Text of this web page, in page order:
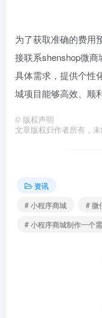
为了获取准确的费用
接联系shenshop微
具体需求，提供个性
城项目能够高效、顺
© 版权声明
文章版权归作者所有，未
资讯
# 小程序商城
# 微
# 小程序商城制作一个